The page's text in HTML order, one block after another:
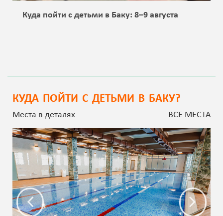
Куда пойти с детьми в Баку: 8–9 августа
КУДА ПОЙТИ С ДЕТЬМИ В БАКУ?
Места в деталях ВСЕ МЕСТА